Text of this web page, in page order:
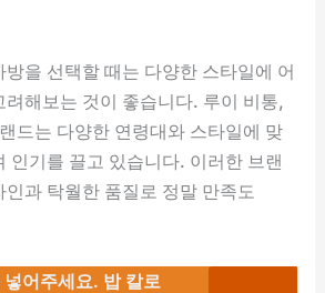
을 선택할 때는 다양한 스타일에 어
려해보는 것이 좋습니다. 루이 비통,
드는 다양한 연령대와 스타일에 맞
인기를 끌고 있습니다. 이러한 브랜
과 탁월한 품질로 정말 만족도
어주세요. 밥 칼로